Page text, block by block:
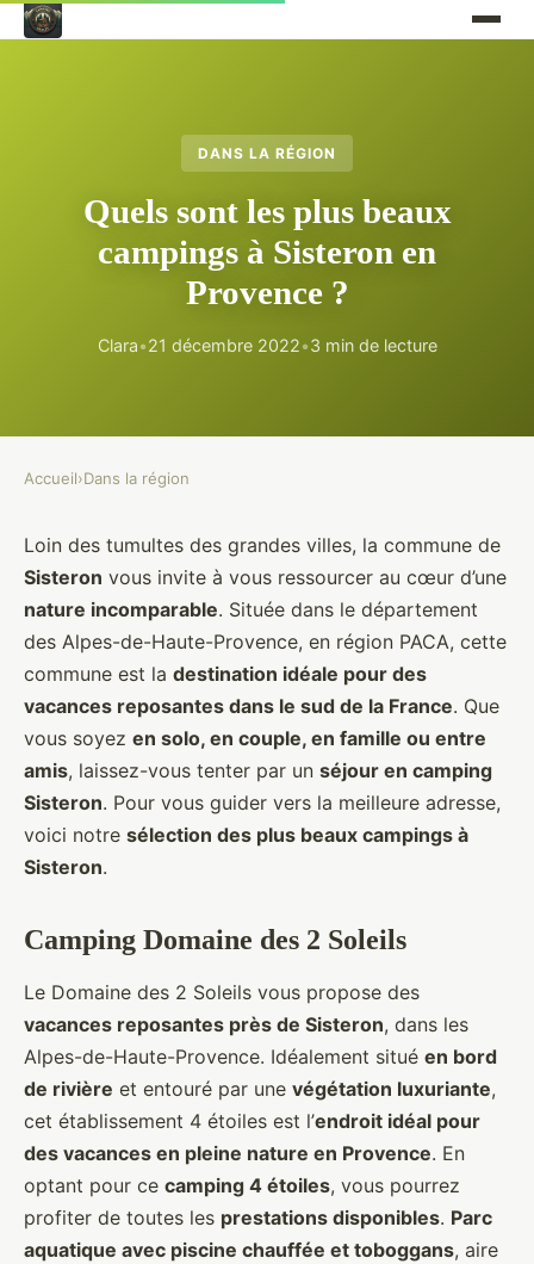
DANS LA RÉGION
Quels sont les plus beaux
campings à Sisteron en
Provence ?
Clara•21 décembre 2022•3 min de lecture
Accueil›Dans la région
Loin des tumultes des grandes villes, la commune de
Sisteron vous invite à vous ressourcer au cœur d’une
nature incomparable. Située dans le département
des Alpes-de-Haute-Provence, en région PACA, cette
commune est la destination idéale pour des
vacances reposantes dans le sud de la France. Que
vous soyez en solo, en couple, en famille ou entre
amis, laissez-vous tenter par un séjour en camping
Sisteron. Pour vous guider vers la meilleure adresse,
voici notre sélection des plus beaux campings à
Sisteron.
Camping Domaine des 2 Soleils
Le Domaine des 2 Soleils vous propose des
vacances reposantes près de Sisteron, dans les
Alpes-de-Haute-Provence. Idéalement situé en bord
de rivière et entouré par une végétation luxuriante,
cet établissement 4 étoiles est l’endroit idéal pour
des vacances en pleine nature en Provence. En
optant pour ce camping 4 étoiles, vous pourrez
profiter de toutes les prestations disponibles. Parc
aquatique avec piscine chauffée et toboggans, aire